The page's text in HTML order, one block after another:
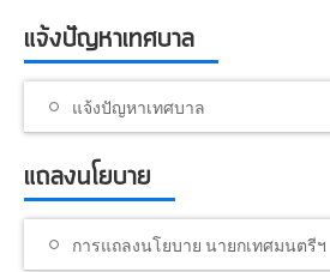
แจ้งปัญหาเทศบาล
แจ้งปัญหาเทศบาล
แถลงนโยบาย
การแถลงนโยบาย นายกเทศมนตรีฯ